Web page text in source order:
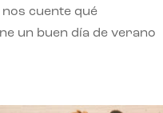
cuente qué
un buen día de verano